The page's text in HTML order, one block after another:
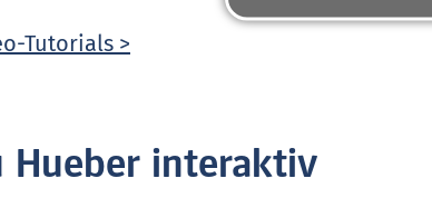
Tutorials >
Hueber interaktiv